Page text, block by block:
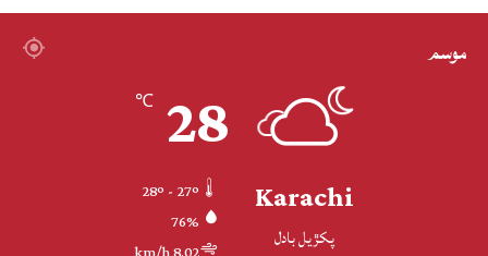
موسم
Karachi
پکڙيل بادل
28
℃
76%